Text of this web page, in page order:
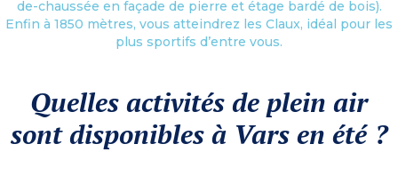
de-chaussée en façade de pierre et étage bardé de bois).
Enfin à 1850 mètres, vous atteindrez les Claux, idéal pour les
plus sportifs d’entre vous.
Quelles activités de plein air
sont disponibles à Vars en été ?